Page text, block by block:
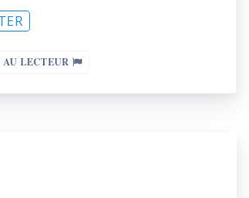
LECTEUR